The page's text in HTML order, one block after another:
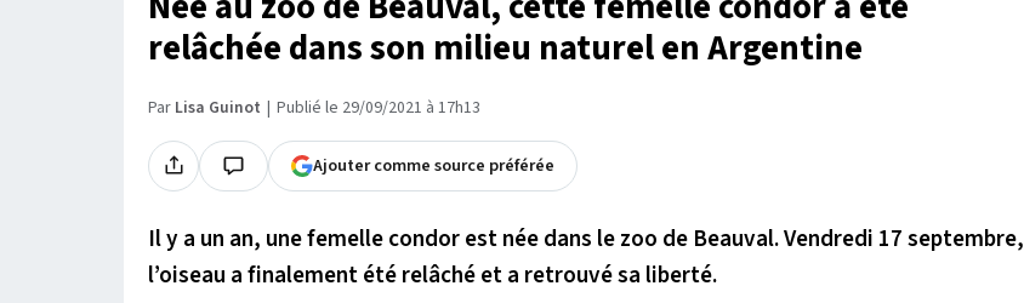
relâchée dans son milieu naturel en Argentine
Par Lisa Guinot Publié le 29/09/2021 à 17h13
Ajouter comme source préférée
Il y a un an, une femelle condor est née dans le zoo de Beauval. Vendredi 17 septembre,
l’oiseau a finalement été relâché et a retrouvé sa liberté.